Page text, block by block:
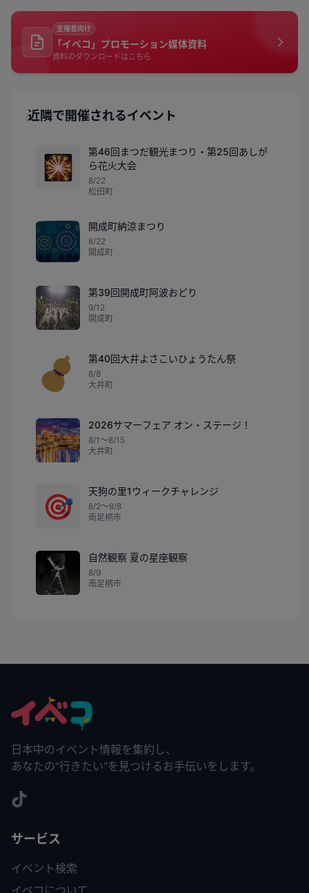
主催者向け
「イベコ」プロモーション媒体資料
資料のダウンロードはこちら
近隣で開催されるイベント
🎇
第46回まつだ観光まつり・第25回あしが
ら花火大会
8/22
松田町
開成町納涼まつり
8/22
開成町
第39回開成町阿波おどり
9/12
開成町
第40回大井よさこいひょうたん祭
8/8
大井町
2026サマーフェア オン・ステージ！
8/1〜8/15
大井町
🎯
天狗の里1ウィークチャレンジ
8/2〜8/8
南足柄市
自然観察 夏の星座観察
8/9
南足柄市
日本中のイベント情報を集約し、
あなたの"行きたい"を見つけるお手伝いをします。
サービス
イベント検索
イベコについて